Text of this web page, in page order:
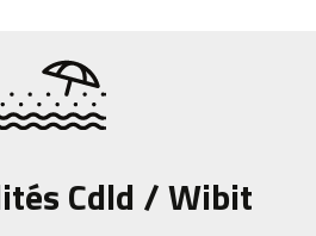
Cdld / Wibit